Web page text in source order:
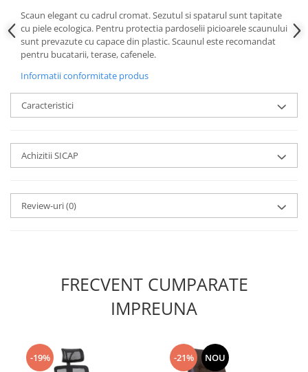
Scaun elegant cu cadrul cromat. Sezutul si spatarul sunt tapitate
cu piele ecologica. Pentru protectia pardoselii picioarele scaunului
sunt prevazute cu capace din plastic. Scaunul este recomandat
pentru bucatarii, terase, cafenele.
Informatii conformitate produs
Caracteristici
Achizitii SICAP
Review-uri(0)
FRECVENT CUMPARATE
IMPREUNA
-19% -21% NOU